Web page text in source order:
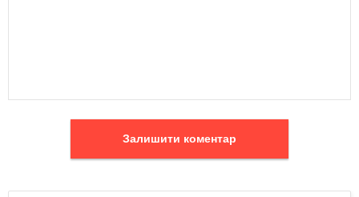
Залишити коментар